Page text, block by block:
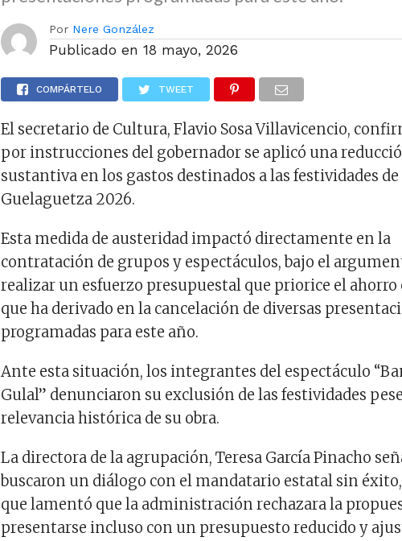
Por Nere González
Publicado en 18 mayo, 2026
COMPÁRTELO TWEET
El secretario de Cultura, Flavio Sosa Villavicencio,
por instrucciones del gobernador se aplicó una
sustantiva en los gastos destinados a las festividades de
Guelaguetza 2026.
Esta medida de austeridad impactó directamente en la
contratación de grupos y espectáculos, bajo el
realizar un esfuerzo presupuestal que priorice el ahorro
que ha derivado en la cancelación de diversas
programadas para este año.
Ante esta situación, los integrantes del espectáculo
Gulal” denunciaron su exclusión de las festividades
relevancia histórica de su obra.
La directora de la agrupación, Teresa García Pinacho
buscaron un diálogo con el mandatario estatal sin
que lamentó que la administración rechazara la
presentarse incluso con un presupuesto reducido y